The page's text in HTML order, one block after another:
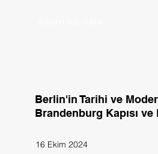
Berlin'in Tarihi ve
Brandenburg Kapısı ve
16 Ekim 2024